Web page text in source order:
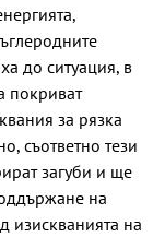
до ситуация, в
покриват
за рязка
съответно тези
загуби и ще
на
изискванията на